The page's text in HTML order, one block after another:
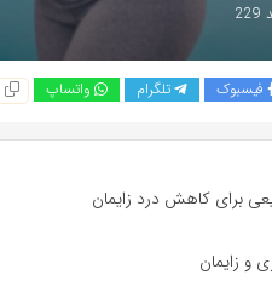
فیسبوک تلگرام واتساپ
برای کاهش درد زایمان
و زایمان